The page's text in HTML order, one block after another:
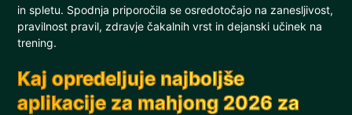
in spletu. Spodnja priporočila se osredotočajo na zanesljivost,
pravilnost pravil, zdravje čakalnih vrst in dejanski učinek na
trening.
Kaj opredeljuje najboljše
aplikacije za mahjong 2026 za